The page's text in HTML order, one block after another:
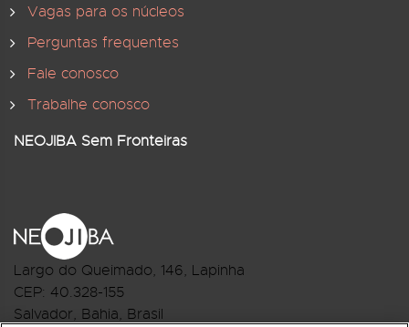
Vagas para os núcleos
Perguntas frequentes
Fale conosco
Trabalhe conosco
NEOJIBA Sem Fronteiras
Largo do Queimado, 146, Lapinha
CEP: 40.328-155
Salvador, Bahia, Brasil